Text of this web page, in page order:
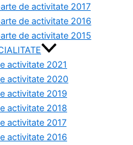
de activitate 2017
de activitate 2016
de activitate 2015
activitate 2021
activitate 2020
activitate 2019
activitate 2018
activitate 2017
activitate 2016